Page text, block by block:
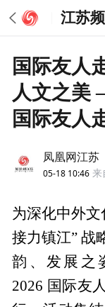
江苏
国际友人
人文之美
国际友人
凤凰网江苏
05-18 10:46 来
为深化中外文
接力镇江” 战
韵、发展之
2026 国际友